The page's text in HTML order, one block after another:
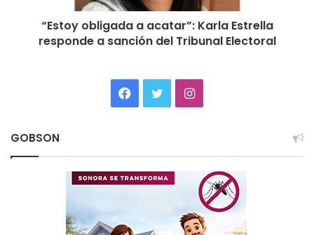
“Estoy obligada a acatar”: Karla Estrella
responde a sanción del Tribunal Electoral
Facebook
TwitterInstagram
GOBSON